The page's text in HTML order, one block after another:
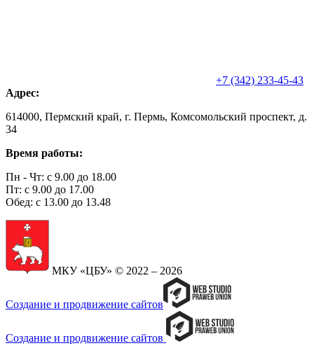
+7 (342) 233-45-43
Адрес:
614000, Пермский край, г. Пермь, Комсомольский проспект, д.
34
Время работы:
Пн - Чт: с 9.00 до 18.00
Пт: с 9.00 до 17.00
Обед: с 13.00 до 13.48
МКУ «ЦБУ» © 2022 – 2026
Создание и продвижение сайтов
Создание и продвижение сайтов